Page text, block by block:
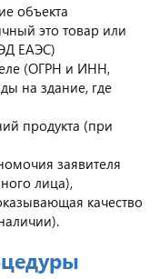
объекта
это товар или
ЕАЭС)
(ОГРН и ИНН,
на здание, где
продукта (при
заявителя
лица),
качество